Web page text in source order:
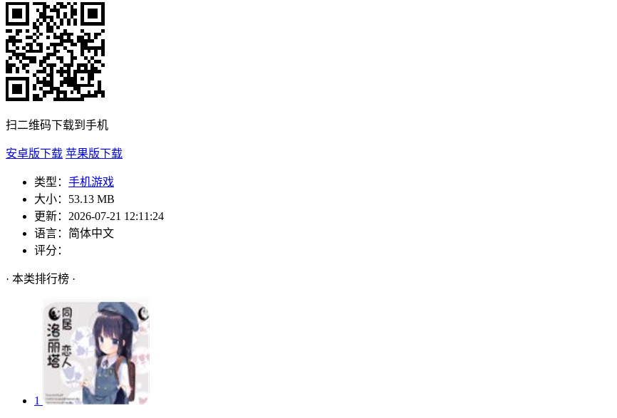
扫二维码下载到手机
安卓版下载 苹果版下载
类型： 手机游戏
大小： 53.13 MB
更新： 2026-07-21 12:11:24
语言： 简体中文
评分：
· 本类排行榜 ·
1